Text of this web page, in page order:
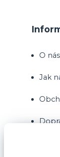
O nás
Jak